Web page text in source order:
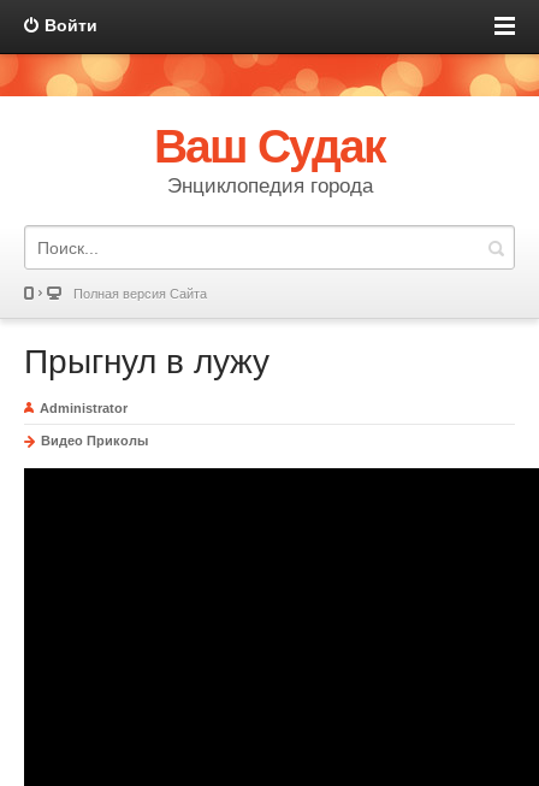
Войти
Ваш Судак
Энциклопедия города
Полная версия Сайта
Прыгнул в лужу
Administrator
Видео Приколы